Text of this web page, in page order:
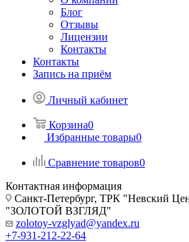
Блог
Отзывы
Лицензии
Контакты
Контакты
Запись на приём
Личный кабинет
Корзина0
Избранные товары0
Сравнение товаров0
Контактная информация
Санкт-Петербург, ТРК "Невский
"ЗОЛОТОЙ ВЗГЛЯД"
zolotoy-vzglyad@yandex.ru
+7-931-212-22-64